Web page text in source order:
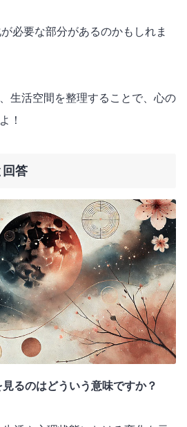
必要な部分があるのかもしれま
生活空間を整理することで、心の
！
回答
るのはどういう意味ですか？